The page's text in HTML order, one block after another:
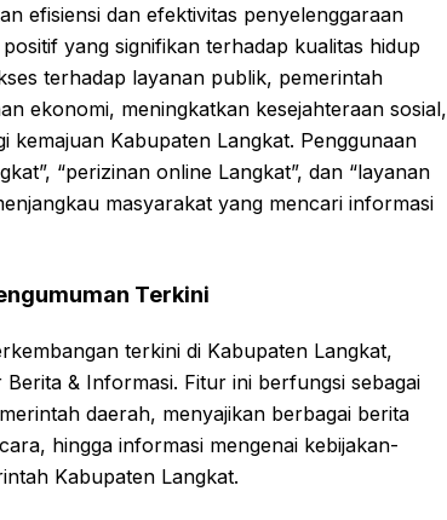
efisiensi dan efektivitas penyelenggaraan
yang signifikan terhadap kualitas hidup
terhadap layanan publik, pemerintah
ekonomi, meningkatkan kesejahteraan sosial,
Kabupaten Langkat. Penggunaan
“perizinan online Langkat”, dan “layanan
masyarakat yang mencari informasi
Terkini
terkini di Kabupaten Langkat,
& Informasi. Fitur ini berfungsi sebagai
daerah, menyajikan berbagai berita
hingga informasi mengenai kebijakan-
Kabupaten Langkat.